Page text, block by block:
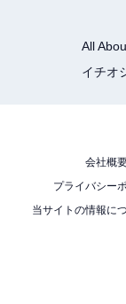
All
イチオ
会社概
プライバシー
当サイトの情報に